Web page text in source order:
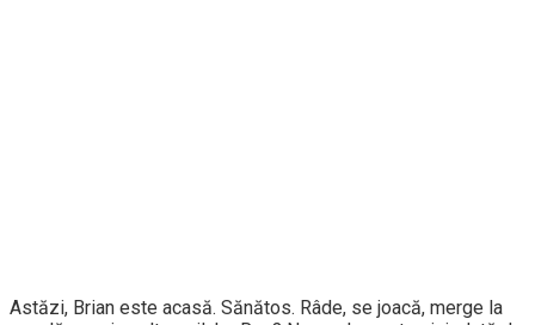
Astăzi, Brian este acasă. Sănătos. Râde, se joacă, merge la